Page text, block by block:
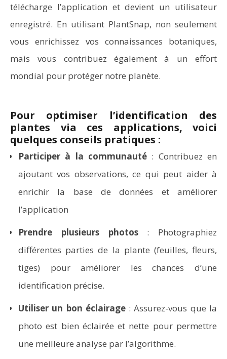
télécharge l’application et devient un utilisateur
enregistré. En utilisant PlantSnap, non seulement
vous enrichissez vos connaissances botaniques,
mais vous contribuez également à un effort
mondial pour protéger notre planète.
Pour optimiser l’identification des
plantes via ces applications, voici
quelques conseils pratiques :
Participer à la communauté : Contribuez en
ajoutant vos observations, ce qui peut aider à
enrichir la base de données et améliorer
l’application
Prendre plusieurs photos: Photographiez
différentes parties de la plante (feuilles, fleurs,
tiges) pour améliorer les chances d’une
identification précise.
Utiliser un bon éclairage: Assurez-vous que la
photo est bien éclairée et nette pour permettre
une meilleure analyse par l’algorithme.